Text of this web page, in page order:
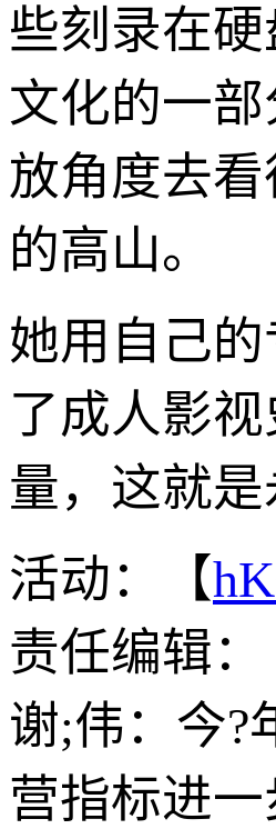
些刻录在
文化的一
放角度去看
的高山。
她用自己的
了成人影
量，这就
活动：【
责任编辑：
谢;伟：今?
营指标进